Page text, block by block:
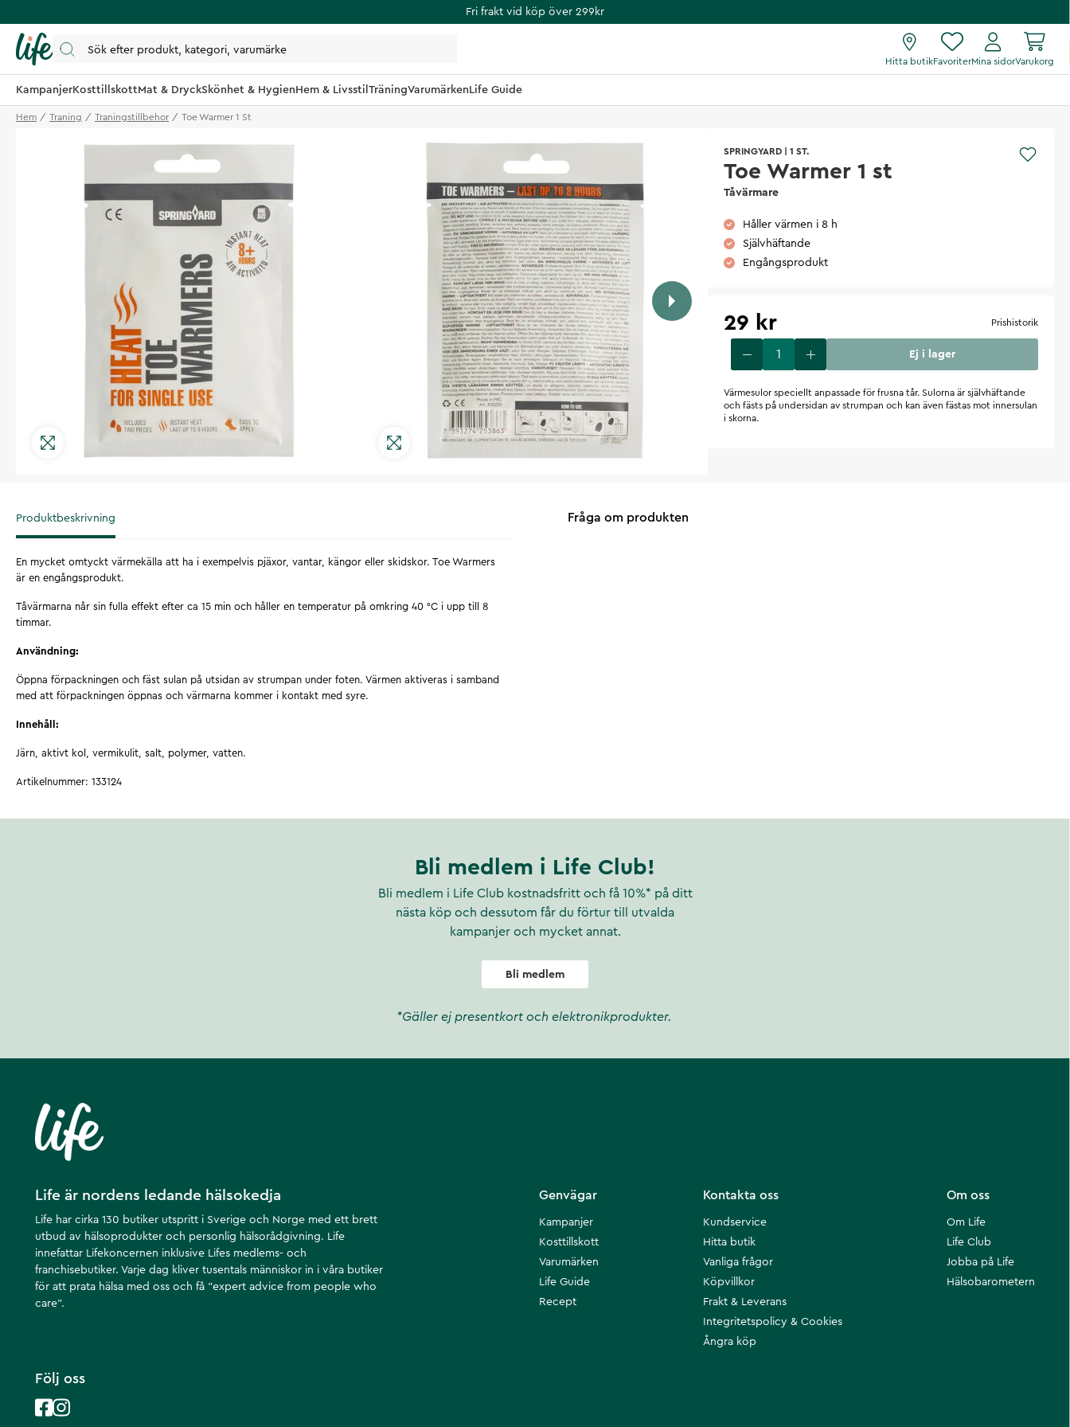
Fri frakt vid köp över 299kr
Hitta butikFavoriterMina sidorVarukorg
KampanjerKosttillskottMat & DryckSkönhet & HygienHem & Livsstil TräningVarumärkenLife Guide
Hem Traning Traningstillbehor Toe Warmer 1 St
SPRINGYARD 1 ST.
Toe Warmer 1 st
Tåvärmare
Håller värmen i 8 h
Självhäftande
Engångsprodukt
29 kr Prishistorik
Ej i lager
Värmesulor speciellt anpassade för frusna tår. Sulorna är självhäftande
och fästs på undersidan av strumpan och kan även fästas mot innersulan
i skorna.
Produktbeskrivning
En mycket omtyckt värmekälla att ha i exempelvis pjäxor, vantar, kängor eller skidskor. Toe Warmers
är en engångsprodukt.
Tåvärmarna når sin fulla effekt efter ca 15 min och håller en temperatur på omkring 40 °C i upp till 8
timmar.
Användning:
Öppna förpackningen och fäst sulan på utsidan av strumpan under foten. Värmen aktiveras i samband
med att förpackningen öppnas och värmarna kommer i kontakt med syre.
Innehåll:
Järn, aktivt kol, vermikulit, salt, polymer, vatten.
Artikelnummer: 133124
Fråga om produkten
Bli medlem i Life Club!
Bli medlem i Life Club kostnadsfritt och få 10%* på ditt
nästa köp och dessutom får du förtur till utvalda
kampanjer och mycket annat.
Bli medlem
*Gäller ej presentkort och elektronikprodukter.
Life är nordens ledande hälsokedja
Life har cirka 130 butiker utspritt i Sverige och Norge med ett brett
utbud av hälsoprodukter och personlig hälsorådgivning. Life
innefattar Lifekoncernen inklusive Lifes medlems- och
franchisebutiker. Varje dag kliver tusentals människor in i våra butiker
för att prata hälsa med oss och få ”expert advice from people who
care”.
Om oss
Om Life
Life Club
Jobba på Life
Hälsobarometern
Kontakta oss
Kundservice
Hitta butik
Vanliga frågor
Köpvillkor
Frakt & Leverans
Integritetspolicy & Cookies
Ångra köp
Genvägar
Kampanjer
Kosttillskott
Varumärken
Life Guide
Recept
Följ oss